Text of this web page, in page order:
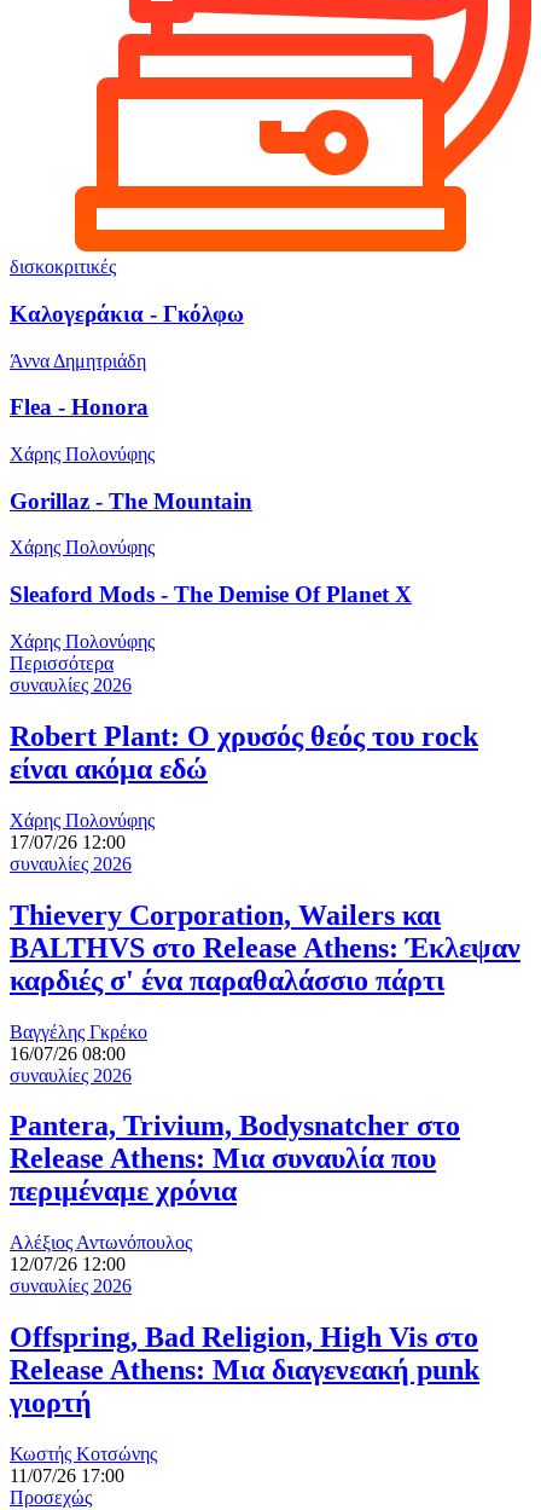
δισκοκριτικές
Καλογεράκια - Γκόλφω
Άννα Δημητριάδη
Flea - Honora
Χάρης Πολονύφης
Gorillaz - The Mountain
Χάρης Πολονύφης
Sleaford Mods - The Demise Of Planet X
Χάρης Πολονύφης
Περισσότερα
συναυλίες 2026
Robert Plant: Ο χρυσός θεός του rock
είναι ακόμα εδώ
Χάρης Πολονύφης
17/07/26 12:00
συναυλίες 2026
Thievery Corporation, Wailers και
BALTHVS στο Release Athens: Έκλεψαν
καρδιές σ' ένα παραθαλάσσιο πάρτι
Βαγγέλης Γκρέκο
16/07/26 08:00
συναυλίες 2026
Pantera, Trivium, Bodysnatcher στο
Release Athens: Μια συναυλία που
περιμέναμε χρόνια
Αλέξιος Αντωνόπουλος
12/07/26 12:00
συναυλίες 2026
Offspring, Bad Religion, High Vis στο
Release Athens: Μια διαγενεακή punk
γιορτή
Κωστής Κοτσώνης
11/07/26 17:00
Προσεχώς